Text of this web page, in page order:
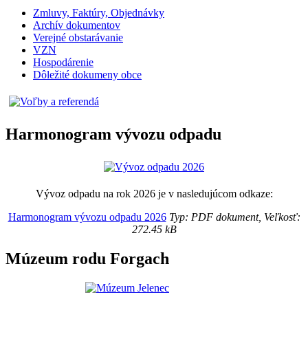
Zmluvy, Faktúry, Objednávky
Archív dokumentov
Verejné obstarávanie
VZN
Hospodárenie
Dôležité dokumeny obce
Harmonogram vývozu odpadu
Vývoz odpadu na rok 2026 je v nasledujúcom odkaze:
Harmonogram vývozu odpadu 2026Typ: PDF dokument, Veľkosť:
272.45 kB
Múzeum rodu Forgach